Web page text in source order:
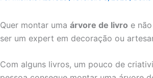
Quer montar uma árvore de livro e
ser um expert em decoração ou
Com alguns livros, um pouco de